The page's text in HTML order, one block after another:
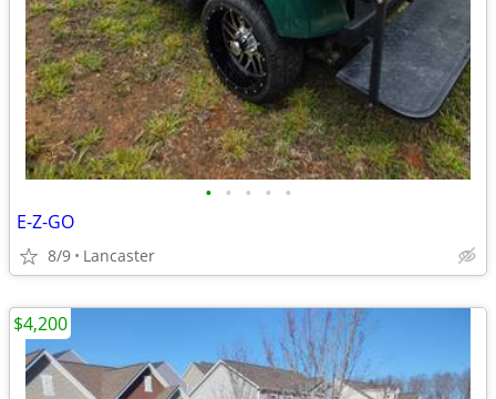
• • • • •
E-Z-GO
8/9 Lancaster
$4,200